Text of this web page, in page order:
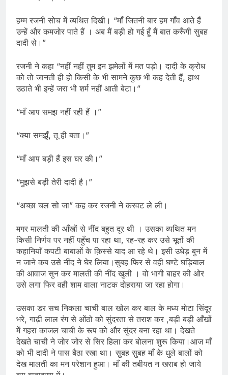
हम्म रजनी सोच में व्यथित दिखी। “माँ जितनी बार हम गाँव आते हैं
उन्हें और कमजोर पाते हैं । अब मैं बड़ी हो गई हूँ मैं बात करूँगी सुबह
दादी से।”
रजनी ने कहा “नहीं नहीं तुम इन झमेलों में मत पड़ो। दादी के क्रोध
को तो जानती ही हो किसी के भी सामने कुछ भी कह देती हैं, हाथ
उठाते भी इन्हें जरा भी शर्म नहीं आती बेटा।”
“माँ आप समझ नहीं रही हैं ।”
“क्या समझूँ, तू ही बता।”
“माँ आप बड़ी हैं इस घर की।”
“मुझसे बड़ी तेरी दादी है।”
“अच्छा चल सो जा” कह कर रजनी ने करवट ले ली।
मगर मालती की आँखों से नींद बहुत दूर थी । उसका व्यथित मन
किसी निर्णय पर नहीं पहुँच पा रहा था, रह-रह कर उसे भूतों की
कहानियाँ कपटी बाबाओं के क़िस्से याद आ रहे थे। इसी उधेड़ बुन में
न जाने कब उसे नींद ने घेर लिया।सुबह फिर से वही घण्टे घड़ियाल
की आवाज सुन कर मालती की नींद खुली । वो भागी बाहर की ओर
उसे लगा फिर वही शाम वाला नाटक दोहराया जा रहा होगा।
उसका डर सच निकला चाची बाल खोल कर बाल के मध्य मोटा सिंदूर
भरे, गाढ़ी लाल रंग से ओंठो को सुंदरता से तराश कर ,बड़ी बड़ी आँखों
में गहरा काजल चाची के रूप को और सुंदर बना रहा था। देखते
देखते चाची ने जोर जोर से सिर हिला कर बोलना शुरू किया।आज माँ
को भी दादी ने पास बैठा रखा था। सुबह सुबह माँ के धुले बालों को
देख मालती का मन परेशान हुआ। माँ की तबीयत न खराब हो जाये